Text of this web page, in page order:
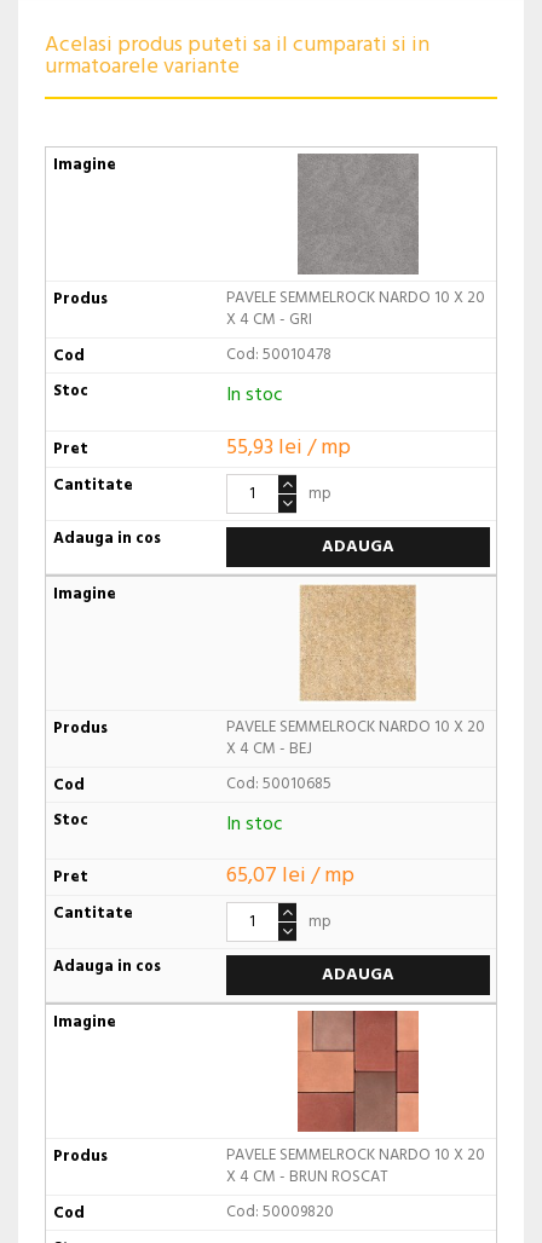
Acelasi produs puteti sa il cumparati si in
urmatoarele variante
PAVELE SEMMELROCK NARDO 10 X 20
X 4 CM - GRI
Cod: 50010478
In stoc
55,93 lei / mp
mp
ADAUGA
PAVELE SEMMELROCK NARDO 10 X 20
X 4 CM - BEJ
Cod: 50010685
In stoc
65,07 lei / mp
mp
ADAUGA
PAVELE SEMMELROCK NARDO 10 X 20
X 4 CM - BRUN ROSCAT
Cod: 50009820